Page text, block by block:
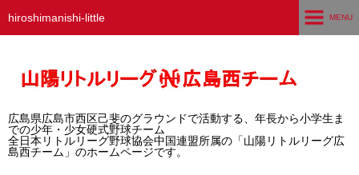
hiroshimanishi-little
広島県広島市西区己斐のグラウンドで活動する、年長から小学生ま
での少年・少女硬式野球チーム
全日本リトルリーグ野球協会中国連盟所属の「山陽リトルリーグ広
島西チーム」のホームページです。
MENU
広島西チームとは
選手募集／体験・見学